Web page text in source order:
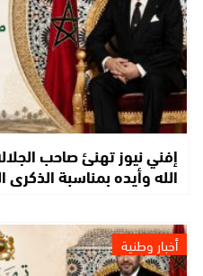
إفني نيوز تهنئ صاحب
الله وأيده بمناسبة
أخبار وطنية